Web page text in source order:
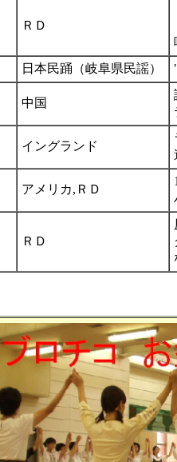
ＲＤ
日本民踊（岐阜県民謡）
中国
イングランド
アメリカ,ＲＤ
ＲＤ